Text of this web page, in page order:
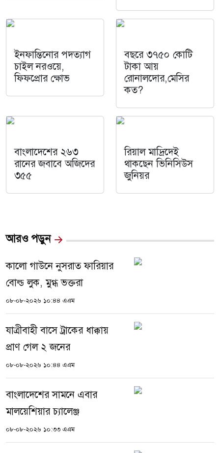
ইনফান্তিনোর পদত্যাগ
চাইল নরওয়ে,
ফিফপ্রোর ক্ষোভ
বছরে ৩৭৫০ কোটি
টাকা আয়
রোনালদোর,মেসির
কত?
বাংলাদেশের ২৬৩
রানের জবাবে অজিদের
৩৫৫
রিয়াল মাদ্রিদেই
থাকছেন ভিনিসিউস
জুনিয়র
আরও পড়ুন
কালো গাউনে নুসরাত ফারিয়ার
বোল্ড লুক, মুগ্ধ ভক্তরা
০৮-০৮-২০২৬ ১০:৪৪ এএম
যাত্রীবাহী বাসে ট্রাকের ধাক্কায়
প্রাণ গেল ২ জনের
০৮-০৮-২০২৬ ১০:৪৪ এএম
বাংলাদেশের সামনে এবার
মালয়েশিয়ার চ্যালেঞ্জ
০৮-০৮-২০২৬ ১০:৩৩ এএম